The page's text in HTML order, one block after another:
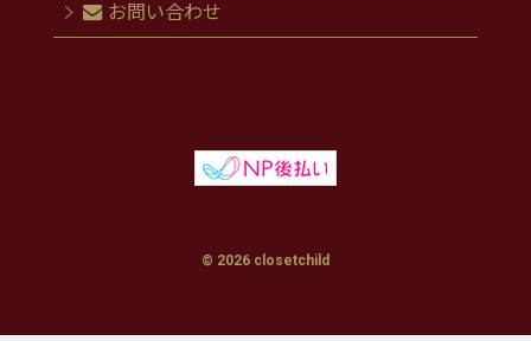
お問い合わせ
© 2026 closetchild